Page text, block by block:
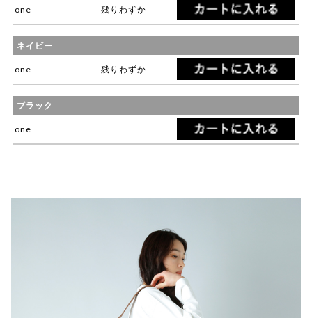
one 残りわずか
ネイビー
one 残りわずか
ブラック
one